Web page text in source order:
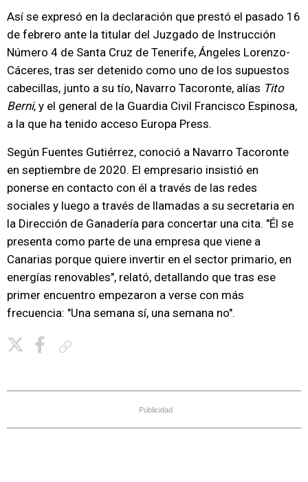
Así se expresó en la declaración que prestó el pasado 16
de febrero ante la titular del Juzgado de Instrucción
Número 4 de Santa Cruz de Tenerife, Ángeles Lorenzo-
Cáceres, tras ser detenido como uno de los supuestos
cabecillas, junto a su tío, Navarro Tacoronte, alías Tito
Berni, y el general de la Guardia Civil Francisco Espinosa,
a la que ha tenido acceso Europa Press.
Según Fuentes Gutiérrez, conoció a Navarro Tacoronte
en septiembre de 2020. El empresario insistió en
ponerse en contacto con él a través de las redes
sociales y luego a través de llamadas a su secretaria en
la Dirección de Ganadería para concertar una cita. "Él se
presenta como parte de una empresa que viene a
Canarias porque quiere invertir en el sector primario, en
energías renovables", relató, detallando que tras ese
primer encuentro empezaron a verse con más
frecuencia: "Una semana sí, una semana no".
Publicidad